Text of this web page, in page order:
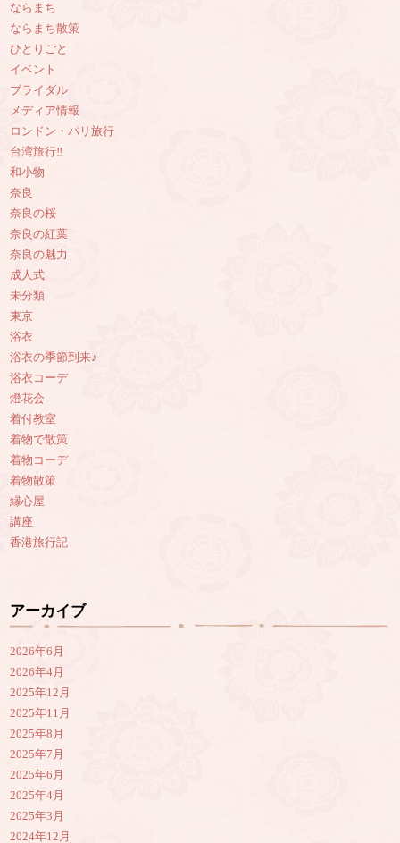
ならまち
ならまち散策
ひとりごと
イベント
ブライダル
メディア情報
ロンドン・パリ旅行
台湾旅行‼︎
和小物
奈良
奈良の桜
奈良の紅葉
奈良の魅力
成人式
未分類
東京
浴衣
浴衣の季節到来♪
浴衣コーデ
燈花会
着付教室
着物で散策
着物コーデ
着物散策
縁心屋
講座
香港旅行記
アーカイブ
2026年6月
2026年4月
2025年12月
2025年11月
2025年8月
2025年7月
2025年6月
2025年4月
2025年3月
2024年12月